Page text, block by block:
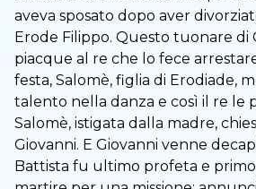
aveva sposato dopo aver
Erode Filippo. Questo tuonare di
piacque al re che lo fece
festa, Salomè, figlia di Erodiade,
talento nella danza e così il re le
Salomè, istigata dalla madre,
Giovanni. E Giovanni venne
Battista fu ultimo profeta e